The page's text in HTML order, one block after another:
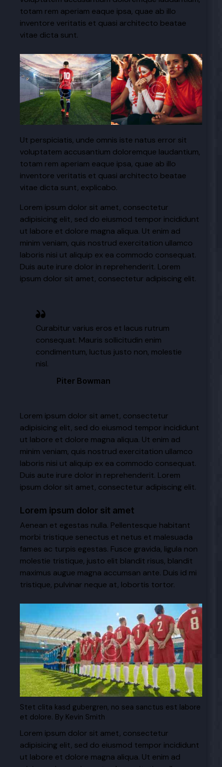
totam rem aperiam eaque ipsa, quae ab illo
inventore veritatis et quasi architecto beatae
vitae dicta sunt.
Ut perspiciatis, unde omnis iste natus error sit
voluptatem accusantium doloremque laudantium,
totam rem aperiam eaque ipsa, quae ab illo
inventore veritatis et quasi architecto beatae
vitae dicta sunt, explicabo.
Lorem ipsum dolor sit amet, consectetur
adipisicing elit, sed do eiusmod tempor incididunt
ut labore et dolore magna aliqua. Ut enim ad
minim veniam, quis nostrud exercitation ullamco
laboris nisi ut aliquip ex ea commodo consequat.
Duis aute irure dolor in reprehenderit. Lorem
ipsum dolor sit amet, consectetur adipiscing elit.
Curabitur varius eros et lacus rutrum
consequat. Mauris sollicitudin enim
condimentum, luctus justo non, molestie
nisl.
Piter Bowman
Lorem ipsum dolor sit amet, consectetur
adipisicing elit, sed do eiusmod tempor incididunt
ut labore et dolore magna aliqua. Ut enim ad
minim veniam, quis nostrud exercitation ullamco
laboris nisi ut aliquip ex ea commodo consequat.
Duis aute irure dolor in reprehenderit. Lorem
ipsum dolor sit amet, consectetur adipiscing elit.
Lorem ipsum dolor sit amet
Aenean et egestas nulla. Pellentesque habitant
morbi tristique senectus et netus et malesuada
fames ac turpis egestas. Fusce gravida, ligula non
molestie tristique, justo elit blandit risus, blandit
maximus augue magna accumsan ante. Duis id mi
tristique, pulvinar neque at, lobortis tortor.
Stet clita kasd gubergren, no sea sanctus est labore
et dolore. By Kevin Smith
Lorem ipsum dolor sit amet, consectetur
adipisicing elit, sed do eiusmod tempor incididunt
ut labore et dolore magna aliqua. Ut enim ad